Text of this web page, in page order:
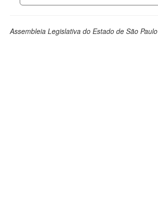
Assembleia Legislativa do Estado de São Paulo